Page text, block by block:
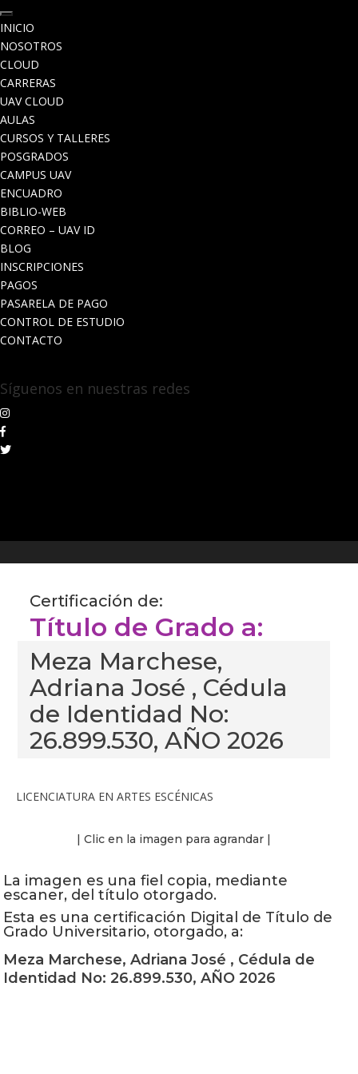
INICIO
NOSOTROS
CLOUD
CARRERAS
UAV CLOUD
AULAS
CURSOS Y TALLERES
POSGRADOS
CAMPUS UAV
ENCUADRO
BIBLIO-WEB
CORREO – UAV ID
BLOG
INSCRIPCIONES
PAGOS
PASARELA DE PAGO
CONTROL DE ESTUDIO
CONTACTO
Síguenos en nuestras redes
Certificación de:
Título de Grado a:
Meza Marchese,
Adriana José , Cédula
de Identidad No:
26.899.530, AÑO 2026
LICENCIATURA EN ARTES ESCÉNICAS
| Clic en la imagen para agrandar |
La imagen es una fiel copia, mediante
escaner, del título otorgado.
Esta es una certificación Digital de Título de
Grado Universitario, otorgado, a:
Meza Marchese, Adriana José , Cédula de
Identidad No: 26.899.530, AÑO 2026